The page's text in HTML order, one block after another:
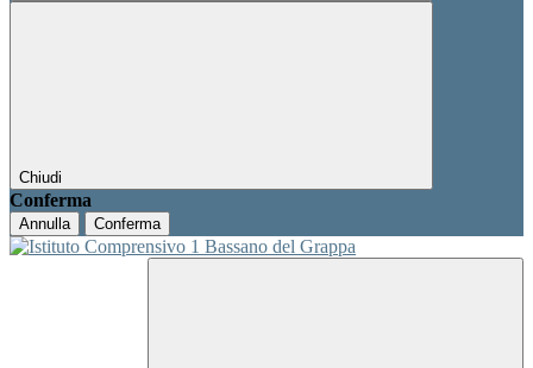
Chiudi
Conferma
Annulla Conferma